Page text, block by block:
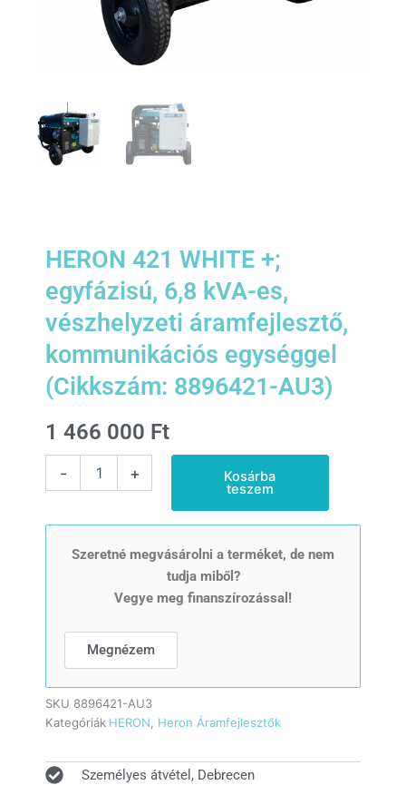
HERON 421 WHITE +;
egyfázisú, 6,8 kVA-es,
vészhelyzeti áramfejlesztő,
kommunikációs egységgel
(Cikkszám: 8896421-AU3)
1 466 000 Ft
-
vészhelyzeti
kommunikációs
egységgel
8896421-
AU3)
mennyiség
+ Kosárba
teszem
Szeretné megvásárolni a terméket, de nem
tudja miből?
Vegye meg finanszírozással!
Megnézem
SKU 8896421-AU3
Kategóriák HERON Heron Áramfejlesztők
Személyes átvétel, Debrecen